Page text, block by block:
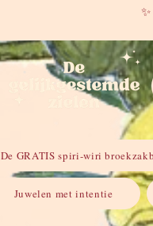
De GRATIS spiri-wiri
Juwelen met intentie